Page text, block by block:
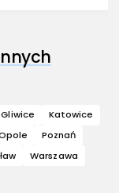
Gliwice
Katowice
Poznań
Warszawa